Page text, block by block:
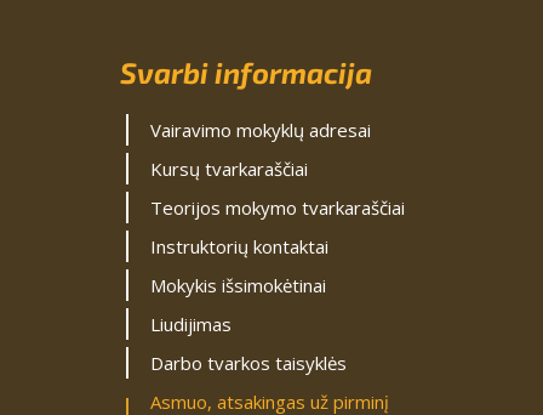
Svarbi informacija
Vairavimo mokyklų adresai
Kursų tvarkaraščiai
Teorijos mokymo tvarkaraščiai
Instruktorių kontaktai
Mokykis išsimokėtinai
Liudijimas
Darbo tvarkos taisyklės
Asmuo, atsakingas už pirminį